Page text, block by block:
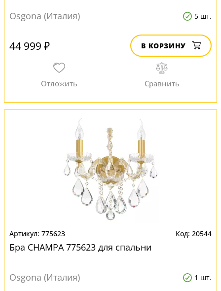
Osgona (Италия) 5 шт.
44 999 ₽ В КОРЗИНУ
775623 20544
Бра CHAMPA 775623 для спальни
Osgona (Италия) 1 шт.